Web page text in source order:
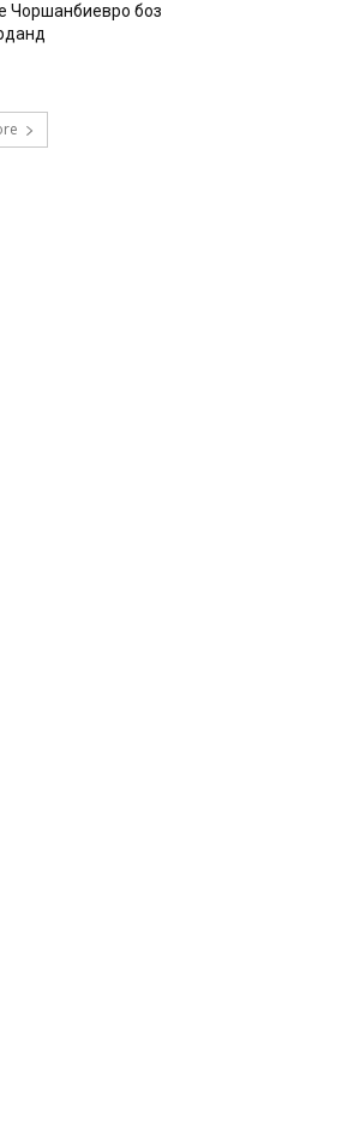
Чоршанбиевро боз